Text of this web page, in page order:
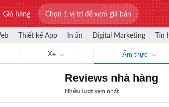
Giỏ hàng Chọn 1 vị trí để xem giá bán
Thiết kế App In ấn Digital Marketing Tin
Xe Ẩm thực
Reviews nhà hàng
Nhiều lượt xem nhất